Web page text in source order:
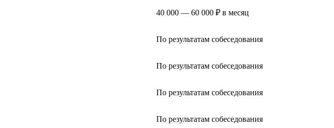
40 000 — 60 000 ₽ в месяц
По результатам собеседования
По результатам собеседования
По результатам собеседования
По результатам собеседования